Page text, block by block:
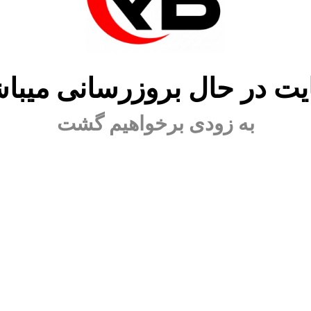
در حال بروزرسانی
به زودی برخواهیم گشت